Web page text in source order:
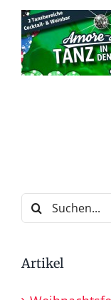
Suche
nach:
Artikel